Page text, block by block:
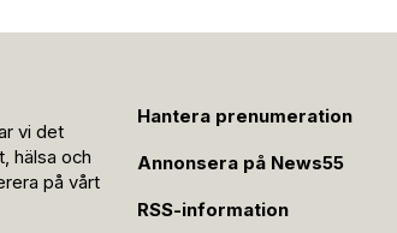
vi det
hälsa och
på vårt
Hantera prenumeration
Annonsera på News55
RSS-information